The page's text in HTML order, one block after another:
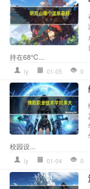
持在68℃...
ly 01-05 0
校园设...
ly 01-04 0